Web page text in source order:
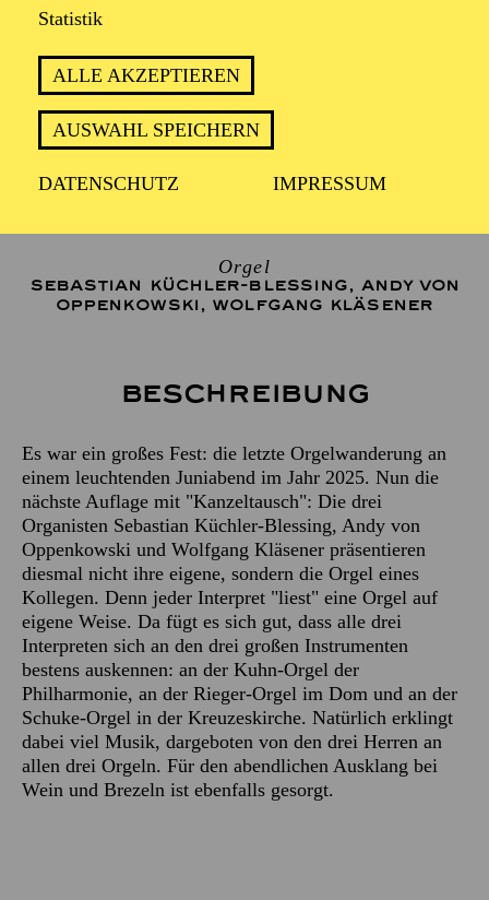
Statistik
ALLE AKZEPTIEREN
AUSWAHL SPEICHERN
DATENSCHUTZ IMPRESSUM
1 Stunde, keine Pause
Teilnahme ist kostenfrei.
Orgel
SEBASTIAN KÜCHLER-BLESSING, ANDY VON
OPPENKOWSKI , WOLFGANG KLÄSENER
Beschreibung
Es war ein großes Fest: die letzte Orgelwanderung an
einem leuchtenden Juniabend im Jahr 2025. Nun die
nächste Auflage mit "Kanzeltausch": Die drei
Organisten Sebastian Küchler-Blessing, Andy von
Oppenkowski und Wolfgang Kläsener präsentieren
diesmal nicht ihre eigene, sondern die Orgel eines
Kollegen. Denn jeder Interpret "liest" eine Orgel auf
eigene Weise. Da fügt es sich gut, dass alle drei
Interpreten sich an den drei großen Instrumenten
bestens auskennen: an der Kuhn-Orgel der
Philharmonie, an der Rieger-Orgel im Dom und an der
Schuke-Orgel in der Kreuzeskirche. Natürlich erklingt
dabei viel Musik, dargeboten von den drei Herren an
allen drei Orgeln. Für den abendlichen Ausklang bei
Wein und Brezeln ist ebenfalls gesorgt.